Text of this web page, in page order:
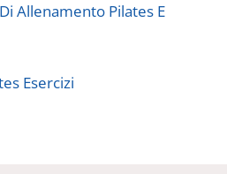
Allenamento Pilates E
Esercizi